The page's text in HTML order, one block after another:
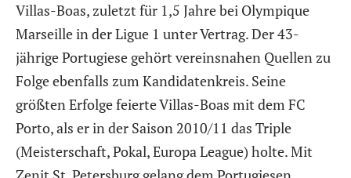
Villas-Boas, zuletzt für 1,5 Jahre bei Olympique
Marseille in der Ligue 1 unter Vertrag. Der 43-
jährige Portugiese gehört vereinsnahen Quellen zu
Folge ebenfalls zum Kandidatenkreis. Seine
größten Erfolge feierte Villas-Boas mit dem FC
Porto, als er in der Saison 2010/11 das Triple
(Meisterschaft, Pokal, Europa League) holte. Mit